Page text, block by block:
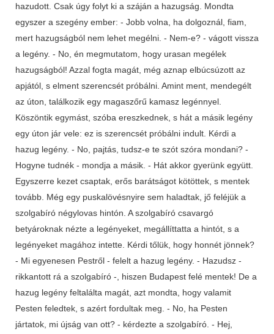
hazudott. Csak úgy folyt ki a száján a hazugság. Mondta
egyszer a szegény ember: - Jobb volna, ha dolgoznál, fiam,
mert hazugságból nem lehet megélni. - Nem-e? - vágott vissza
a legény. - No, én megmutatom, hogy urasan megélek
hazugságból! Azzal fogta magát, még aznap elbúcsúzott az
apjától, s elment szerencsét próbálni. Amint ment, mendegélt
az úton, találkozik egy magaszőrű kamasz legénnyel.
Köszöntik egymást, szóba ereszkednek, s hát a másik legény
egy úton jár vele: ez is szerencsét próbálni indult. Kérdi a
hazug legény. - No, pajtás, tudsz-e te szót szóra mondani? -
Hogyne tudnék - mondja a másik. - Hát akkor gyerünk együtt.
Egyszerre kezet csaptak, erős barátságot kötöttek, s mentek
tovább. Még egy puskalövésnyire sem haladtak, jő feléjük a
szolgabíró négylovas hintón. A szolgabíró csavargó
betyároknak nézte a legényeket, megállíttatta a hintót, s a
legényeket magához intette. Kérdi tőlük, hogy honnét jönnek?
- Mi egyenesen Pestről - felelt a hazug legény. - Hazudsz -
rikkantott rá a szolgabíró -, hiszen Budapest felé mentek! De a
hazug legény feltalálta magát, azt mondta, hogy valamit
Pesten feledtek, s azért fordultak meg. - No, ha Pesten
jártatok, mi újság van ott? - kérdezte a szolgabíró. - Hej,